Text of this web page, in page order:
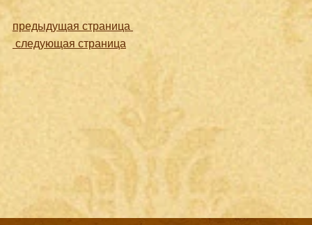
предыдущая страница
следующая страница